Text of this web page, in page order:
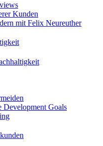
Kunden
mit Felix Neureuther
Development Goals